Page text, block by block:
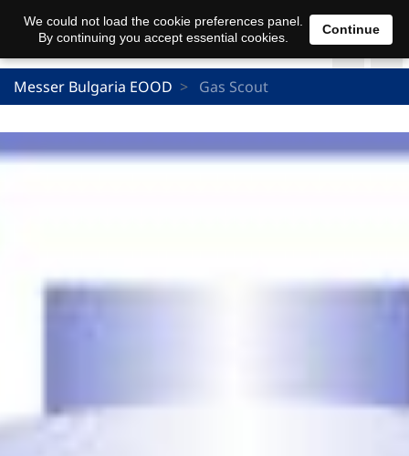
Messer Bulgaria EOOD Gas Scout
We could not load the cookie preferences panel.
By continuing you accept essential cookies.
Continue